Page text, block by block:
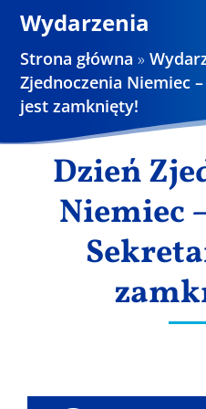
Projekty
Aktualności
Wyniki
Wydarzenia
Strona główna »
Zjednoczenia Niemiec
jest zamknięty!
Dzień
Niemiec